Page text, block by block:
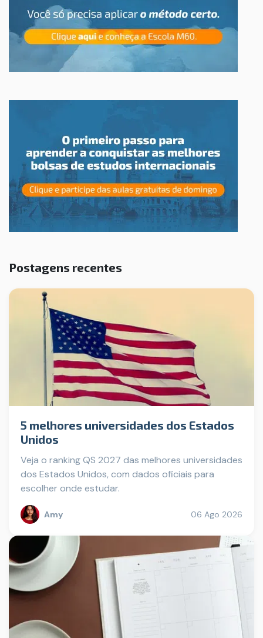
Postagens recentes
5 melhores universidades dos Estados
Unidos
Veja o ranking QS 2027 das melhores universidades
dos Estados Unidos, com dados oficiais para
escolher onde estudar.
Amy 06 Ago 2026